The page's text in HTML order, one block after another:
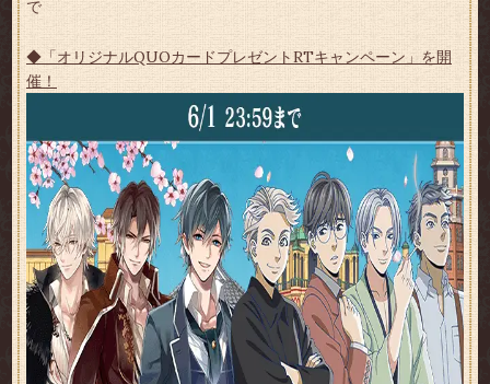
で
◆「オリジナルQUOカードプレゼントRTキャンペーン」を開
催！